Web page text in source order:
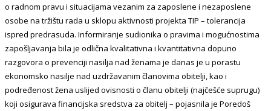
o radnom pravu i situacijama vezanim za zaposlene i nezaposlene
osobe na tržištu rada u sklopu aktivnosti projekta TIP – tolerancija
ispred predrasuda. Informiranje sudionika o pravima i mogućnostima
zapošljavanja bila je odlična kvalitativna i kvantitativna dopuno
razgovora o prevenciji nasilja nad ženama je danas je u porastu
ekonomsko nasilje nad uzdržavanim članovima obitelji, kao i
podređenost žena uslijed ovisnosti o članu obitelji (najčešće suprugu)
koji osigurava financijska sredstva za obitelj – pojasnila je Poredoš